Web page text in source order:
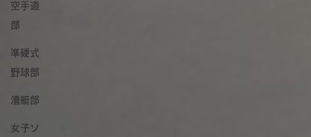
空手道
部
準硬式
野球部
漕艇部
女子ソ